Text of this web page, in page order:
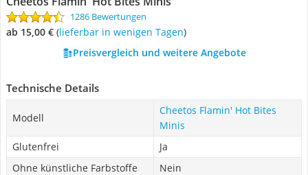
1286 Bewertungen
ab 15,00 € ( Lieferbar in wenigen Tagen)
Preisvergleich und weitere Angebote
Technische Details
Modell
Cheetos Flamin' Hot Bites
Minis
Glutenfrei
Ja
Ohne künstliche Farbstoffe
Nein